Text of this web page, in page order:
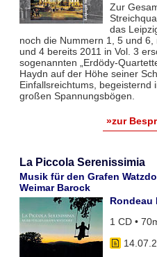
Zur
das
noch die Nummern 1, 5 und
und 4 bereits 2011 in Vol. 3
sogenannten „Erdödy-
Haydn auf der Höhe seiner
Einfallsreichtums, begeisternd
großen Spannungsbögen.
»zur
La Piccola Serenissimia
Musik für den Grafen
Weimar Barock
Rondeau
1 CD •